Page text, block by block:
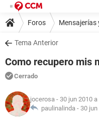
Foros Mensajerías
Tema Anterior
Como recupero mis
Cerrado
jocerosa - 30 jun 2010
paulinalinda - 30